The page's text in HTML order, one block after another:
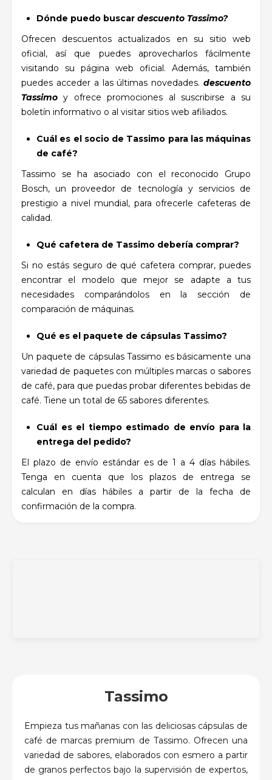
Dónde puedo buscar descuento Tassimo?
Ofrecen descuentos actualizados en su sitio web
oficial, así que puedes aprovecharlos fácilmente
visitando su página web oficial. Además, también
puedes acceder a las últimas novedades. descuento
Tassimoy ofrece promociones al suscribirse a su
boletín informativo o al visitar sitios web afiliados.
Cuál es el socio de Tassimo para las máquinas
de café?
Tassimo se ha asociado con el reconocido Grupo
Bosch, un proveedor de tecnología y servicios de
prestigio a nivel mundial, para ofrecerle cafeteras de
calidad.
Qué cafetera de Tassimo debería comprar?
Si no estás seguro de qué cafetera comprar, puedes
encontrar el modelo que mejor se adapte a tus
necesidades comparándolos en la sección de
comparación de máquinas.
Qué es el paquete de cápsulas Tassimo?
Un paquete de cápsulas Tassimo es básicamente una
variedad de paquetes con múltiples marcas o sabores
de café, para que puedas probar diferentes bebidas de
café. Tiene un total de 65 sabores diferentes.
Cuál es el tiempo estimado de envío para la
entrega del pedido?
El plazo de envío estándar es de 1 a 4 días hábiles.
Tenga en cuenta que los plazos de entrega se
calculan en días hábiles a partir de la fecha de
confirmación de la compra.
Tassimo
Empieza tus mañanas con las deliciosas cápsulas de
café de marcas premium de Tassimo. Ofrecen una
variedad de sabores, elaborados con esmero a partir
de granos perfectos bajo la supervisión de expertos,